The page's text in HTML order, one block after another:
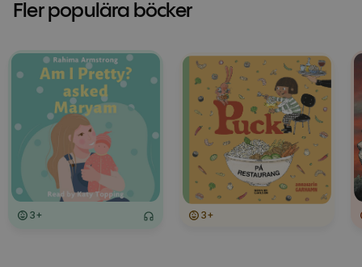
Fler populära böcker
3+ 3+